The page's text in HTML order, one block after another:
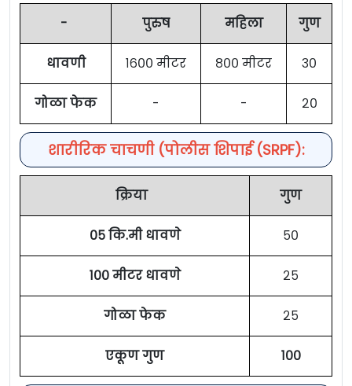
- पुरुष महिला गुण
धावणी १६०० मीटर ८०० मीटर ३०
गोळा फेक - - २०
शारीरिक चाचणी (पोलीस शिपाई (SRPF):
क्रिया गुण
०५ कि.मी धावणे ५०
१०० मीटर धावणे २५
गोळा फेक २५
एकूण गुण १००